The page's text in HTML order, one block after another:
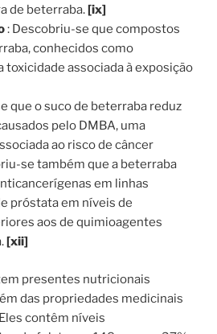
de beterraba.[ix]
: Descobriu-se que compostos
conhecidos como
toxicidade associada à exposição
que o suco de beterraba reduz
​​pelo DMBA, uma
ao risco de câncer
se também que a beterraba
em linhas
próstata em níveis de
aos de quimioagentes
[xii]
presentes nutricionais
das propriedades medicinais
contêm níveis